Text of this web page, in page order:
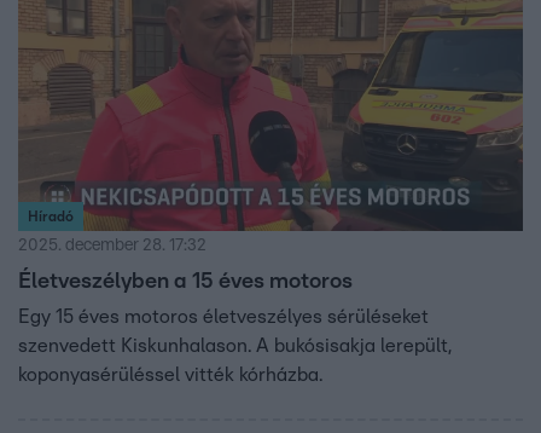
Híradó
2025. december 28. 17:32
Életveszélyben a 15 éves motoros
Egy 15 éves motoros életveszélyes sérüléseket
szenvedett Kiskunhalason. A bukósisakja lerepült,
koponyasérüléssel vitték kórházba.